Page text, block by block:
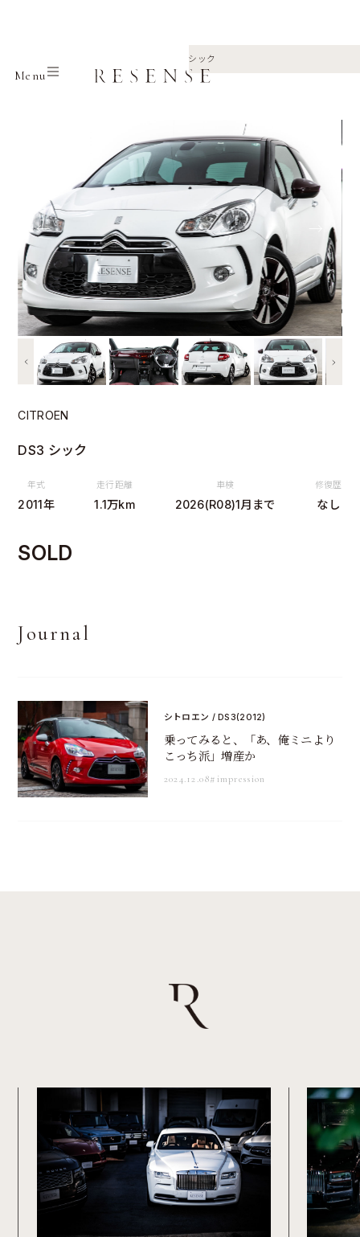
Menu
DS3 シック
←
CITROEN
DS3 シック
年式
2011年
走行距離
1.1万km
車検
2026(R08)1月まで
修復歴
なし
SOLD
Journal
シトロエン / DS3(2012)
乗ってみると、「あ、俺ミニより
こっち派」増産か
2024.12.08#impression